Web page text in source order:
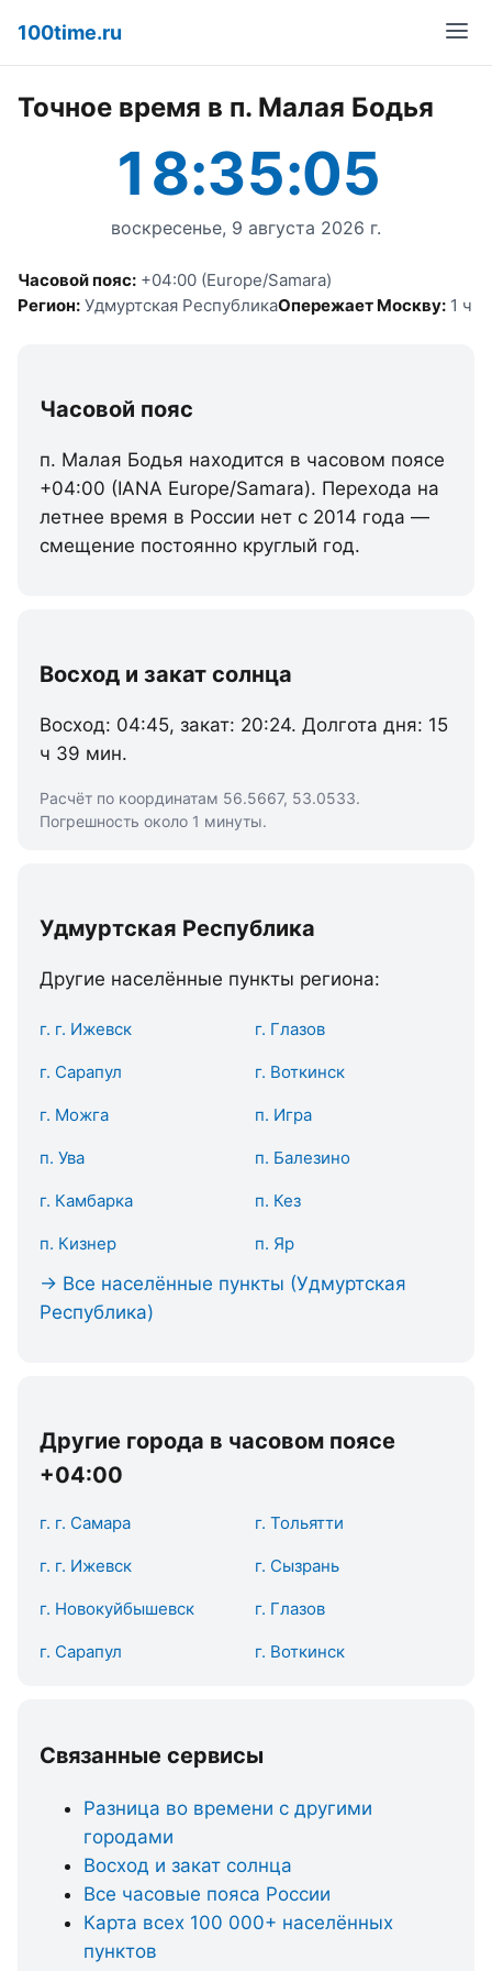
100time.ru
Точное время в п. Малая Бодья
18:35:05
воскресенье, 9 августа 2026 г.
Часовой пояс: +04:00 (Europe/Samara)
Регион: Удмуртская РеспубликаОпережает Москву: 1 ч
Часовой пояс
п. Малая Бодья находится в часовом поясе
+04:00 (IANA Europe/Samara). Перехода на
летнее время в России нет с 2014 года —
смещение постоянно круглый год.
Восход и закат солнца
Восход: 04:45, закат: 20:24. Долгота дня: 15
ч 39 мин.
Расчёт по координатам 56.5667, 53.0533.
Погрешность около 1 минуты.
Удмуртская Республика
Другие населённые пункты региона:
г. г. Ижевск г. Глазов
г. Сарапул г. Воткинск
г. Можга п. Игра
п. Ува п. Балезино
г. Камбарка п. Кез
п. Кизнер п. Яр
→ Все населённые пункты (Удмуртская
Республика)
Другие города в часовом поясе
+04:00
г. г. Самара г. Тольятти
г. г. Ижевск г. Сызрань
г. Новокуйбышевск г. Глазов
г. Сарапул г. Воткинск
Связанные сервисы
Разница во времени с другими
городами
Восход и закат солнца
Все часовые пояса России
Карта всех 100 000+ населённых
пунктов